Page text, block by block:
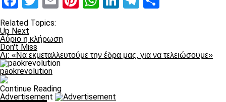
Related Topics:
Up Next
Αύριο η κλήρωση
Don't Miss
Λι: «Να εκμεταλλευτούμε την έδρα μας, για να τελειώσουμε»
paokrevolution
Continue Reading
Advertisement